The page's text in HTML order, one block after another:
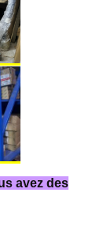
avez des